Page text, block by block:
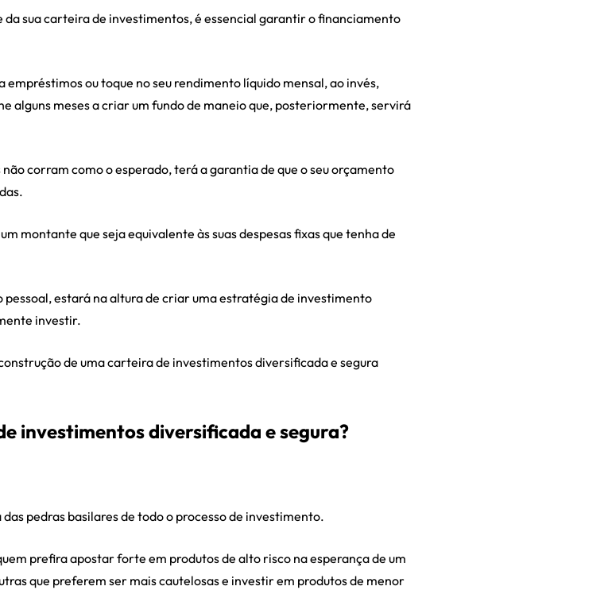
sua carteira de investimentos, é essencial garantir o financiamento
ou toque no seu rendimento líquido mensal, ao invés,
alguns meses a criar um fundo de maneio que, posteriormente, servirá
corram como o esperado, terá a garantia de que o seu orçamento
montante que seja equivalente às suas despesas fixas que tenha de
estará na altura de criar uma estratégia de investimento
investir.
de uma carteira de investimentos diversificada e segura
investimentos diversificada e segura?
pedras basilares de todo o processo de investimento.
prefira apostar forte em produtos de alto risco na esperança de um
que preferem ser mais cautelosas e investir em produtos de menor